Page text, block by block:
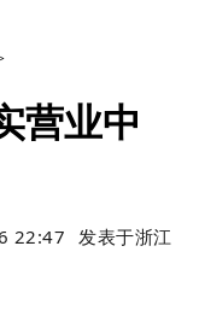
营业中
22:47 发表于浙江